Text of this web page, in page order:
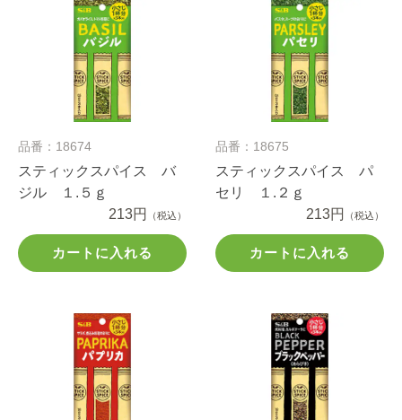
品番：18674
スティックスパイス バ
ジル １.５ｇ
213円
（税込）
カートに入れる
品番：18675
スティックスパイス パ
セリ １.２ｇ
213円
（税込）
カートに入れる